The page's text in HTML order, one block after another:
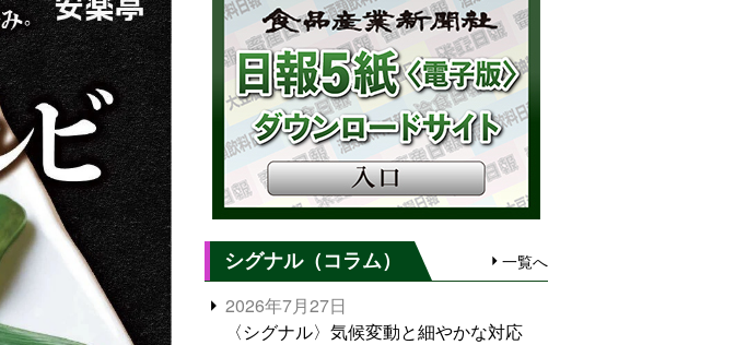
シグナル（コラム） 一覧へ
2026年7月27日
〈シグナル〉気候変動と細やかな対応